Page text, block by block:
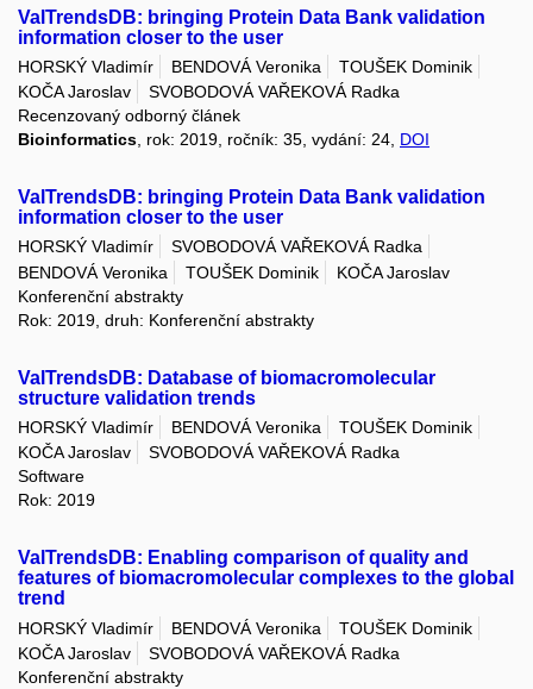
ValTrendsDB: bringing Protein Data Bank validation
information closer to the user
HORSKÝ Vladimír BENDOVÁ Veronika
TOUŠEK Dominik
KOČA Jaroslav
SVOBODOVÁ VAŘEKOVÁ Radka
Recenzovaný odborný článek
Bioinformatics , rok: 2019, ročník: 35, vydání: 24, DOI
ValTrendsDB: bringing Protein Data Bank validation
information closer to the user
HORSKÝ Vladimír
SVOBODOVÁ VAŘEKOVÁ Radka
BENDOVÁ Veronika
TOUŠEK Dominik
KOČA Jaroslav
Konferenční abstrakty
Rok: 2019, druh: Konferenční abstrakty
ValTrendsDB: Database of biomacromolecular
structure validation trends
HORSKÝ Vladimír BENDOVÁ Veronika
TOUŠEK Dominik
KOČA Jaroslav
SVOBODOVÁ VAŘEKOVÁ Radka
Software
Rok: 2019
ValTrendsDB: Enabling comparison of quality and
features of biomacromolecular complexes to the global
trend
HORSKÝ Vladimír BENDOVÁ Veronika
TOUŠEK Dominik
KOČA Jaroslav
SVOBODOVÁ VAŘEKOVÁ Radka
Konferenční abstrakty